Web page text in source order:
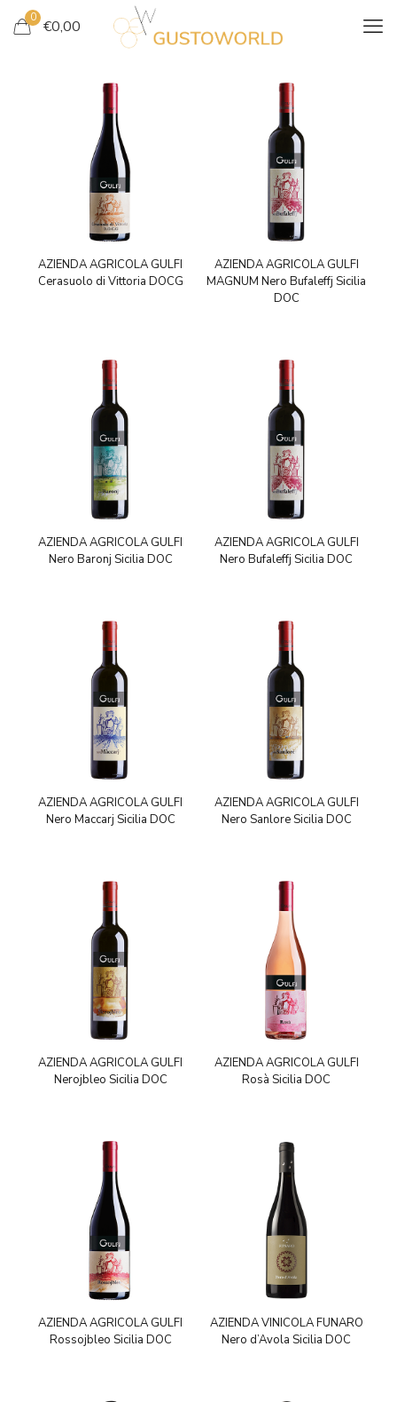
0 €0,00
AZIENDA AGRICOLA GULFI
Cerasuolo di Vittoria DOCG
AZIENDA AGRICOLA GULFI
MAGNUM Nero Bufaleffj Sicilia
DOC
AZIENDA AGRICOLA GULFI
Nero Baronj Sicilia DOC
AZIENDA AGRICOLA GULFI
Nero Bufaleffj Sicilia DOC
AZIENDA AGRICOLA GULFI
Nero Maccarj Sicilia DOC
AZIENDA AGRICOLA GULFI
Nero Sanlore Sicilia DOC
AZIENDA AGRICOLA GULFI
Nerojbleo Sicilia DOC
AZIENDA AGRICOLA GULFI
Rosà Sicilia DOC
AZIENDA AGRICOLA GULFI
Rossojbleo Sicilia DOC
AZIENDA VINICOLA FUNARO
Nero d’Avola Sicilia DOC